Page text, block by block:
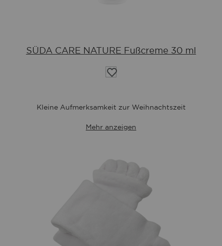
SÜDA CARE NATURE Fußcreme 30 ml
Auf
die
Kleine Aufmerksamkeit zur Weihnachtszeit
Mehr anzeigen